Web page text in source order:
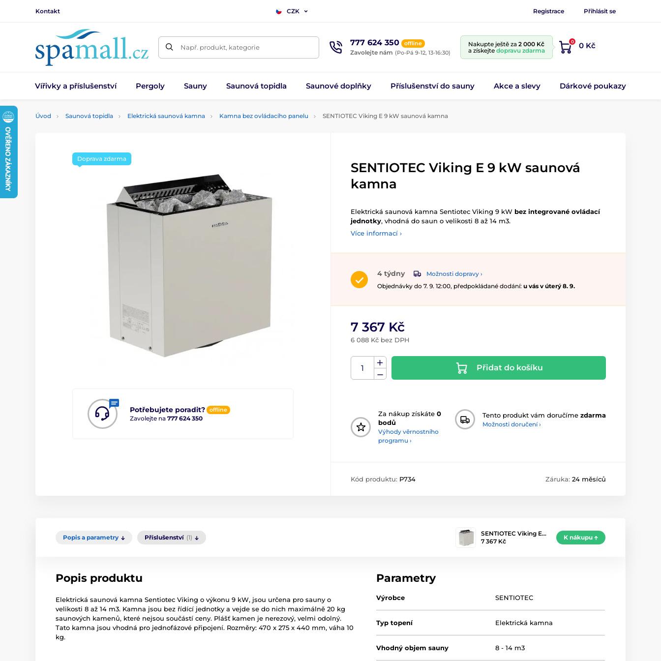
Kontakt CZK Registrace Přihlásit se
Např. produkt, kategorie 777 624 350 offline
Zavolejte nám (Po-Pá 9-12, 13-16:30)
Nakupte ještě za 2 000 Kč
a získejte dopravu zdarma
0 0 Kč
Vířivky a příslušenství Pergoly Sauny Saunová topidla Saunové doplňky Příslušenství do sauny Akce a slevy Dárkové poukazy
Úvod Saunová topidla Elektrická saunová kamna Kamna bez ovládacího panelu SENTIOTEC Viking E 9 kW saunová kamna
Potřebujete poradit? offline
Zavolejte na 777 624 350
Doprava zdarma
SENTIOTEC Viking E 9 kW saunová
kamna
Elektrická saunová kamna Sentiotec Viking 9 kW bez integrované ovládací
jednotky, vhodná do saun o velikosti 8 až 14 m3.
Více informací ›
4 týdny
Možnosti dopravy ›
Objednávky do 7. 9. 12:00, předpokládané dodání: u vás v úterý 8. 9.
7 367 Kč
6 088 Kč bez DPH
Přidat do košíku
Za nákup získáte 0
bodů
Výhody věrnostního
programu ›
Tento produkt vám doručíme zdarma
Možnosti doručení ›
Kód produktu: P734 Záruka: 24 měsíců
Popis a parametry Příslušenství (1)
SENTIOTEC Viking E…
7 367 Kč
K nákupu
Popis produktu
Elektrická saunová kamna Sentiotec Viking o výkonu 9 kW, jsou určena pro sauny o
velikosti 8 až 14 m3. Kamna jsou bez řídící jednotky a vejde se do nich maximálně 20 kg
saunových kamenů, které nejsou součástí ceny. Plášť kamen je nerezový, velmi odolný.
Tato kamna jsou vhodná pro jednofázové připojení. Rozměry: 470 x 275 x 440 mm, váha 10
kg.
Parametry
Výrobce SENTIOTEC
Typ topení Elektrická kamna
Vhodný objem sauny 8 - 14 m3